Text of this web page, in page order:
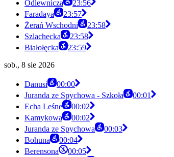
Odlewnicza
23:56
Faradaya
23:57
Żerań Wschodni
23:58
Szlachecka
23:58
Białołęcka
23:59
sob., 8 sie 2026
Danusi
00:00
Juranda ze Spychowa - Szkoła
00:01
Echa Leśne
00:02
Kamykowa
00:02
Juranda ze Spychowa
00:03
Bohuna
00:04
Berensona
00:05